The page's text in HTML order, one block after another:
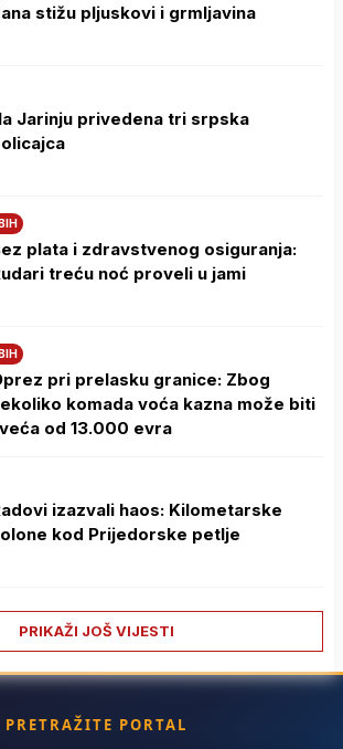
stižu pljuskovi i grmljavina
Јarinju privedena tri srpska
plata i zdravstvenog osiguranja:
treću noć proveli u jami
pri prelasku granice: Zbog
komada voća kazna može biti
od 13.000 evra
izazvali haos: Kilometarske
kod Prijedorske petlje
PRIKAŽI JOŠ VIJESTI
PRETRAŽITE PORTAL